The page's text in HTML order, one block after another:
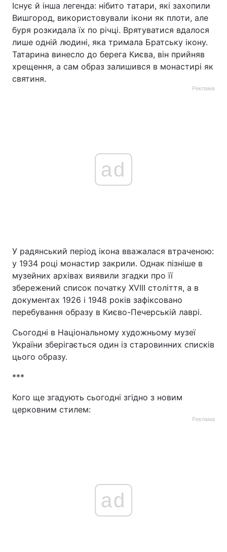
Існує й інша легенда: нібито татари, які захопили
Вишгород, використовували ікони як плоти, але
буря розкидала їх по річці. Врятуватися вдалося
лише одній людині, яка тримала Братську ікону.
Татарина винесло до берега Києва, він прийняв
хрещення, а сам образ залишився в монастирі як
святиня.
Реклама
ad
У радянський період ікона вважалася втраченою:
у 1934 році монастир закрили. Однак пізніше в
музейних архівах виявили згадки про її
збережений список початку XVIII століття, а в
документах 1926 і 1948 років зафіксовано
перебування образу в Києво-Печерській лаврі.
Сьогодні в Національному художньому музеї
України зберігається один із старовинних списків
цього образу.
***
Кого ще згадують сьогодні згідно з новим
церковним стилем:
Реклама
ad